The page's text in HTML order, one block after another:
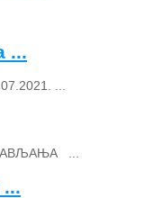
...
...
...